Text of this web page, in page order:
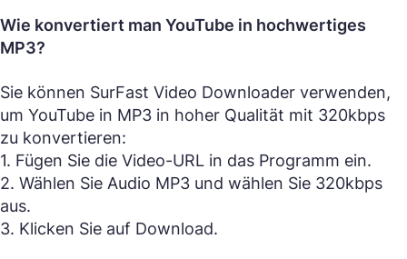
Wie konvertiert man YouTube in hochwertiges
MP3?
Sie können SurFast Video Downloader verwenden,
um YouTube in MP3 in hoher Qualität mit 320kbps
zu konvertieren:
1. Fügen Sie die Video-URL in das Programm ein.
2. Wählen Sie Audio MP3 und wählen Sie 320kbps
aus.
3. Klicken Sie auf Download.